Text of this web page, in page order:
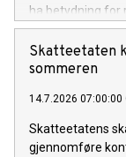
ha betydning for
Skatteetaten
sommeren
14.7.2026 07:00:00
Skatteetatens
gjennomføre